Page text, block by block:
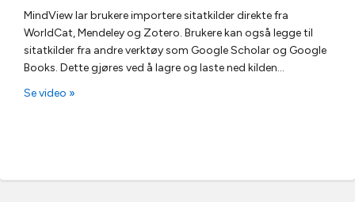
MindView lar brukere importere sitatkilder direkte fra
WorldCat, Mendeley og Zotero. Brukere kan også legge til
sitatkilder fra andre verktøy som Google Scholar og Google
Books. Dette gjøres ved å lagre og laste ned kilden…
Se video »